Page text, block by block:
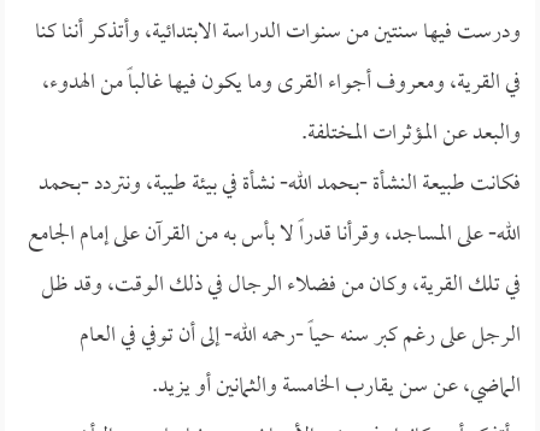
ودرست فيها سنتين من سنوات الدراسة الابتدائية، وأتذكر أننا كنا
في القرية، ومعروف أجواء القرى وما يكون فيها غالباً من الهدوء،
والبعد عن المؤثرات المختلفة.
فكانت طبيعة النشأة -بحمد الله- نشأة في بيئة طيبة، ونتردد -بحمد
الله- على المساجد، وقرأنا قدراً لا بأس به من القرآن على إمام الجامع
في تلك القرية، وكان من فضلاء الرجال في ذلك الوقت، وقد ظل
الرجل على رغم كبر سنه حياً -رحمه الله- إلى أن توفي في العام
الماضي، عن سن يقارب الخامسة والثمانين أو يزيد.